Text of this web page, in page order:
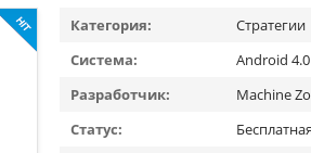
Категория:
Стратегии
Система:
Android 4.0
Разработчик:
Machine
Статус:
Бесплатная